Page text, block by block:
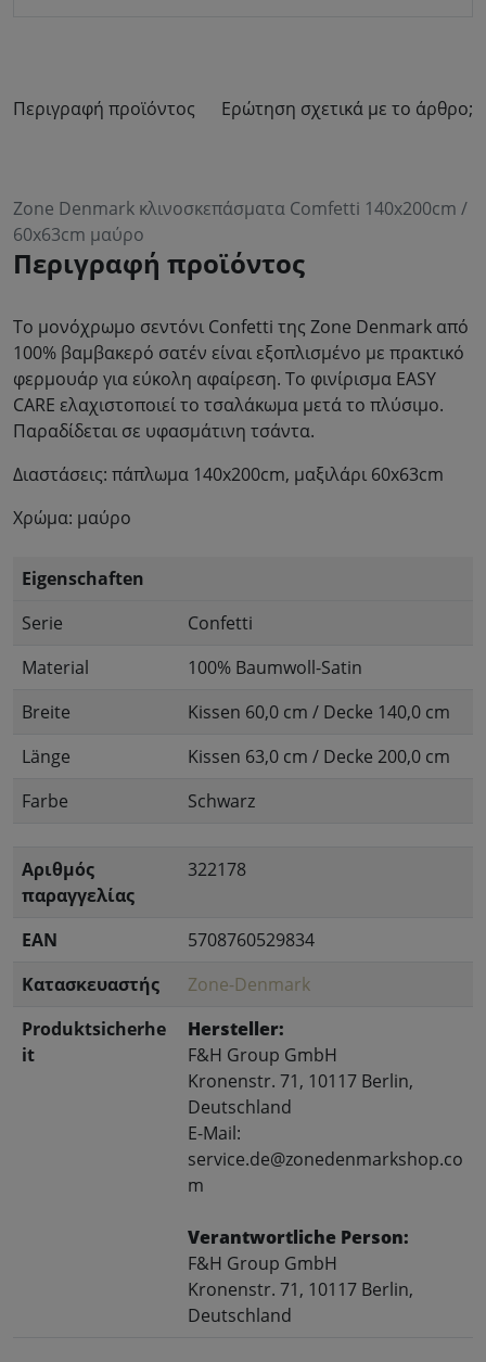
Περιγραφή προϊόντος Ερώτηση σχετικά με το άρθρο;
Zone Denmark κλινοσκεπάσματα Comfetti 140x200cm /
60x63cm μαύρο
Περιγραφή προϊόντος
Το μονόχρωμο σεντόνι Confetti της Zone Denmark από
100% βαμβακερό σατέν είναι εξοπλισμένο με πρακτικό
φερμουάρ για εύκολη αφαίρεση. Το φινίρισμα EASY
CARE ελαχιστοποιεί το τσαλάκωμα μετά το πλύσιμο.
Παραδίδεται σε υφασμάτινη τσάντα.
Διαστάσεις: πάπλωμα 140x200cm, μαξιλάρι 60x63cm
Χρώμα: μαύρο
Eigenschaften
Serie
Confetti
Material
100% Baumwoll-Satin
Breite
Kissen 60,0 cm / Decke 140,0 cm
Länge
Kissen 63,0 cm / Decke 200,0 cm
Farbe
Schwarz
Αριθμός
παραγγελίας
322178
EAN
5708760529834
Κατασκευαστής
Zone-Denmark
Produktsicherhe
it
Hersteller:
F&H Group GmbH
Kronenstr. 71, 10117 Berlin,
Deutschland
E-Mail:
service.de@zonedenmarkshop.co
m
Verantwortliche Person:
F&H Group GmbH
Kronenstr. 71, 10117 Berlin,
Deutschland